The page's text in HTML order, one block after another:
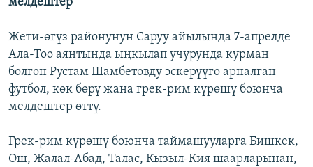
мелдештер
Жети-өгүз районунун Саруу айылында 7-апрелде
Ала-Тоо аянтында ыңкылап учурунда курман
болгон Рустам Шамбетовду эскерүүгө арналган
футбол, көк бөрү жана грек-рим күрөшү боюнча
мелдештер өттү.
Грек-рим күрөшү боюнча таймашууларга Бишкек,
Ош, Жалал-Абад, Талас, Кызыл-Кия шаарларынан,